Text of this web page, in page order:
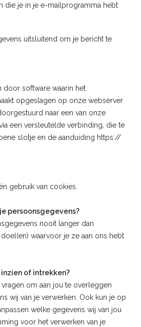
die je in je e-mailprogramma hebt
uitsluitend om je bericht te
door software waarin het
opgeslagen op onze webserver
naar een van onze
een versleutelde verbinding, die te
slotje en de aanduiding https://
gebruik van cookies.
persoonsgegevens?
nooit langer dan
waarvoor je ze aan ons hebt
of intrekken?
om aan jou te overleggen
wij van je verwerken. Ook kun je op
welke gegevens wij van jou
voor het verwerken van je